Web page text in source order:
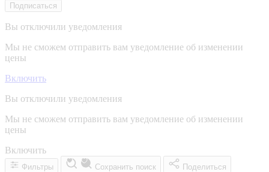
Подписаться
Вы отключили уведомления
Мы не сможем отправить вам уведомление об изменении
цены
Включить
Вы отключили уведомления
Мы не сможем отправить вам уведомление об изменении
цены
Включить
Фильтры Сохранить поиск Поделиться